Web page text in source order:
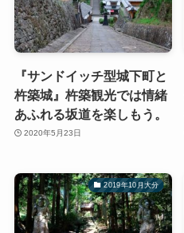
『サンドイッチ型城下町と
杵築城』杵築観光では情緒
あふれる坂道を楽しもう。
2020年5月23日
2019年10月大分